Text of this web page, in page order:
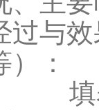
过与
：
填